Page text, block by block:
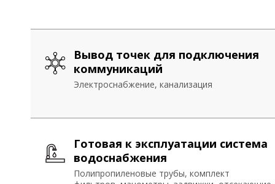
Вывод точек для подключения
коммуникаций
Электроснабжение, канализация
Вывод точек для подключения
коммуникаций
Электроснабжение, канализация
Готовая к эксплуатации система
водоснабжения
Полипропиленовые трубы, комплект